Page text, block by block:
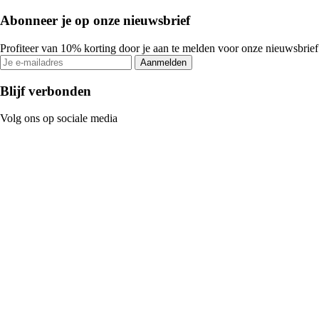
Abonneer je op onze nieuwsbrief
Profiteer van 10% korting door je aan te melden voor onze nieuwsbrief
Aanmelden
Blijf verbonden
Volg ons op sociale media